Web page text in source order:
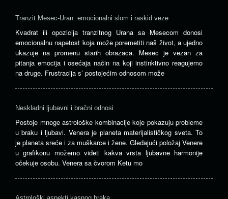
Tranzit Mesec-Uran: emocionalni slom i raskid veze
Kvadrat ili opozicija tranzitnog Urana sa Mesecom donosi
emocionalnu napetost koja može poremetiti naš život, a ujedno
ukazuje na promenu starih obrazaca. Mesec je vezan za
pitanja emocija i osećaja način na koji instinktivno reagujemo
na druge. Frustracija s’ postojećim odnosom može
Neskladni ljubavni i bračni odnosi
Postoje mnoge astrološke kombinacije koje pokazuju probleme
u braku i ljubavi. Venera je planeta materijalističkog sveta. To
je planeta sreće i za muškarce i žene. Gledajući položaj Venere
u grafikonu možemo videti kakva vrsta ljubavne harmonije
očekuje osobu. Venera sa čvorom Ketu mo